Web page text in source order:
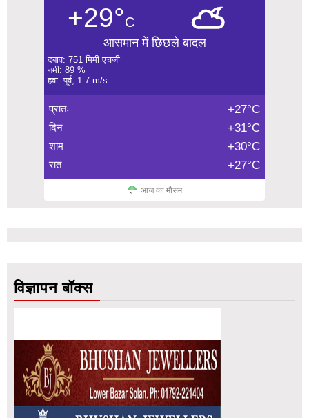
+29°C
आसमान में छिछले बादल
दबाव: 751 मिमी एचजी
नमी: 89 %
हवा: पूर्व, 1.7 m/s
प्रातः +27°C
दिन +31°C
शाम +30°C
रात +27°C
आज का मौसम
विज्ञापन बॉक्स